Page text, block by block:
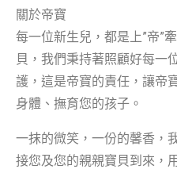
關於帝寶
每一位新生兒，都是上”帝”
貝，我們秉持著照顧好每一
護，這是帝寶的責任，讓帝
身體、撫育您的孩子。
一抹的微笑，一份的馨香，
接您及您的親親寶貝到來，